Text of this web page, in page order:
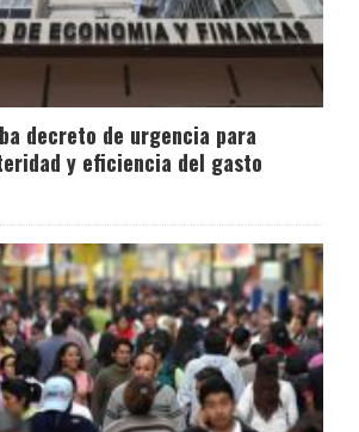
decreto de urgencia para
y eficiencia del gasto